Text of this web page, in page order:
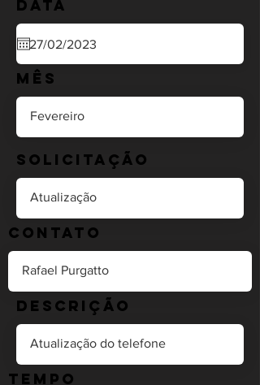
Data
Mês
Solicitação
Contato
Descrição
Tempo